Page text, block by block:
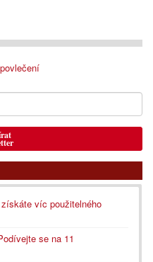
víc použitelného
se na 11